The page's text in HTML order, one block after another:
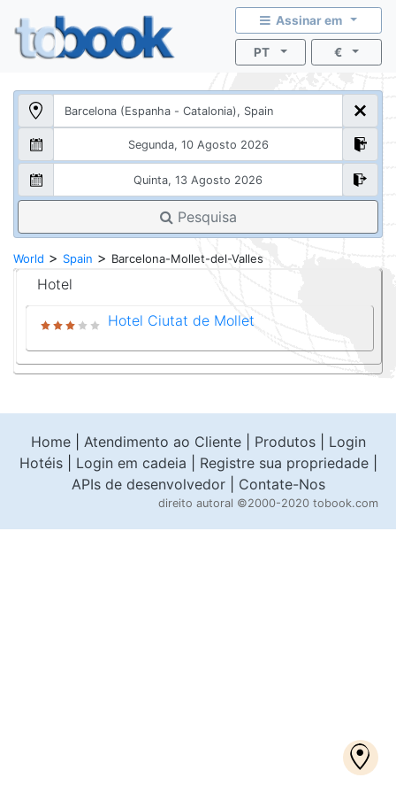
Assinar em
PT €
Pesquisa
World > Spain > Barcelona-Mollet-del-Valles
Hotel
Hotel Ciutat de Mollet
Home| Atendimento ao Cliente| Produtos| Login
Hotéis| Login em cadeia Registre sua propriedade|
APIs de desenvolvedor| Contate-Nos
direito autoral ©2000-2020 tobook.com